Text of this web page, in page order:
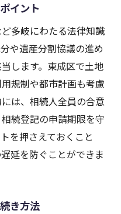
続手続きQ&A
ズに行うコツ
更手順と必要書類
進めるための方法
べきポイント集
と実践的アドバイス
間や準備事項とは
の名義変更対策
イント
多岐にわたる法律知識
や遺産分割協議の進め
します。東成区で土地
規制や都市計画も考慮
は、相続人全員の合意
続登記の申請期限を守
を押さえておくこと
延を防ぐことができま
き方法